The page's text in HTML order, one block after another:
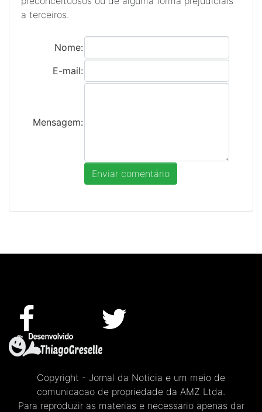
a terceiros.
Nome:
E-mail:
Mensagem:
Copyright - Jornal da Noticia e um meio de
comunicacao de propriedade da AMZ Ltda.
Para reproduzir as materias e necessario apenas dar